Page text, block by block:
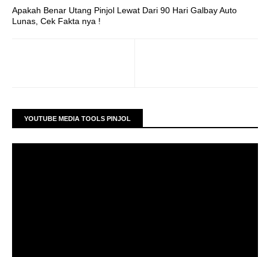
Apakah Benar Utang Pinjol Lewat Dari 90 Hari Galbay Auto
Lunas, Cek Fakta nya !
YOUTUBE MEDIA TOOLS PINJOL